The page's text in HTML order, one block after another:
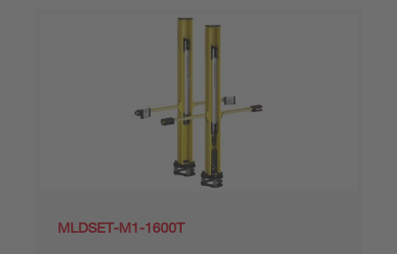
MLDSET-M1-1600T